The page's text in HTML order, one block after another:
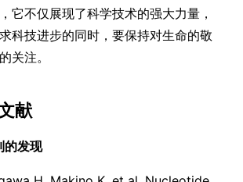
它不仅展现了科学技术的强大力量，
科技进步的同时，要保持对生命的敬
关注。
献
的发现